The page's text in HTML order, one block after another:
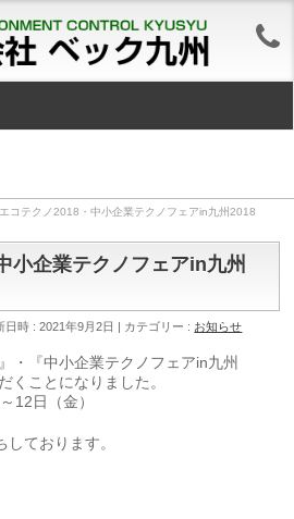
エコテクノ2018・中小企業テクノフェアin九州2018
小企業テクノフェアin九州
日時 : 2021年9月2日 カテゴリー : お知らせ
・『中小企業テクノフェアin九州
くことになりました。
12日（金）
ております。